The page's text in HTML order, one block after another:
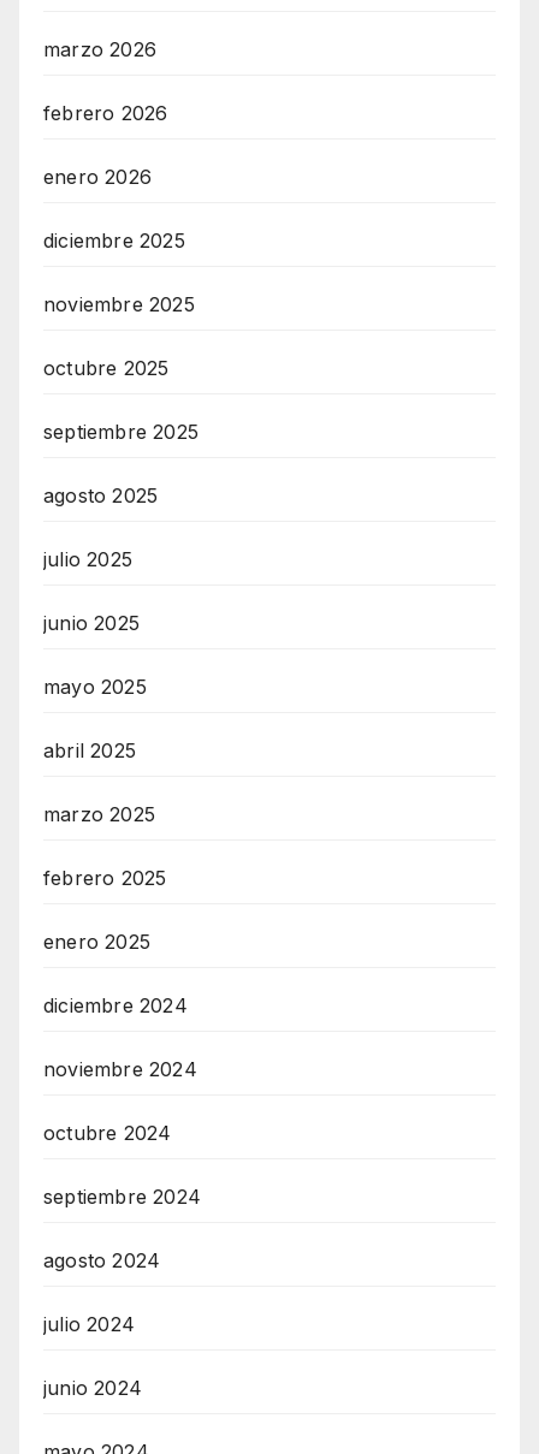
marzo 2026
febrero 2026
enero 2026
diciembre 2025
noviembre 2025
octubre 2025
septiembre 2025
agosto 2025
julio 2025
junio 2025
mayo 2025
abril 2025
marzo 2025
febrero 2025
enero 2025
diciembre 2024
noviembre 2024
octubre 2024
septiembre 2024
agosto 2024
julio 2024
junio 2024